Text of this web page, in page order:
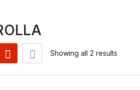
Showing all 2 results